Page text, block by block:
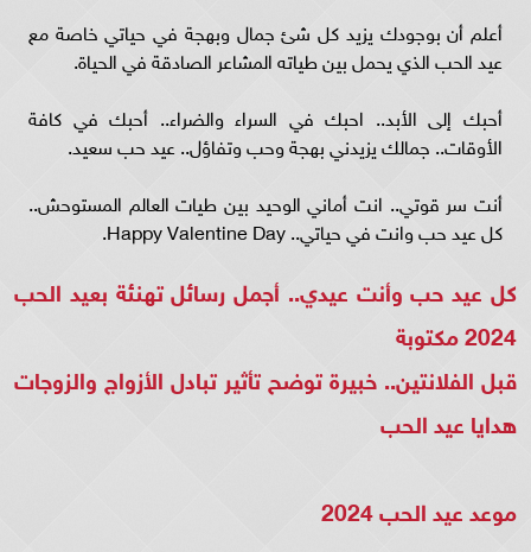
أعلم أن بوجودك يزيد كل شئ جمال وبهجة في حياتي خاصة مع
عيد الحب الذي يحمل بين طياته المشاعر الصادقة في الحياة.
أحبك إلى الأبد.. احبك في السراء والضراء.. أحبك في كافة
الأوقات.. جمالك يزيدني بهجة وحب وتفاؤل.. عيد حب سعيد.
أنت سر قوتي.. انت أماني الوحيد بين طيات العالم المستوحش..
كل عيد حب وانت في حياتي.. Happy Valentine Day.
كل عيد حب وأنت عيدي.. أجمل رسائل تهنئة بعيد الحب
2024 مكتوبة
قبل الفلانتين.. خبيرة توضح تأثير تبادل الأزواج والزوجات
هدايا عيد الحب
موعد عيد الحب 2024